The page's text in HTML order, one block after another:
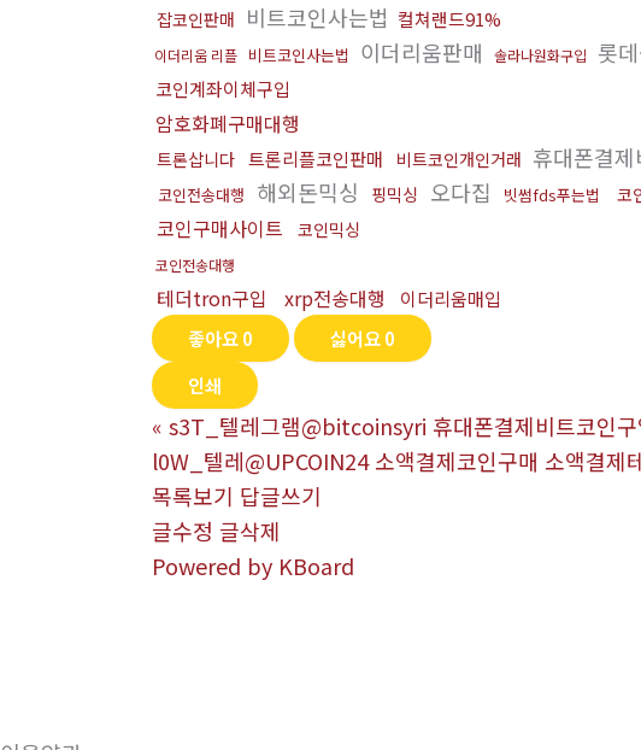
잡코인판매 비트코인사는법 컬쳐랜드91%
이더리움 리플 비트코인사는법 이더리움판매 솔라나원화구입 롯
코인계좌이체구입
암호화폐구매대행
트론삽니다 트론리플코인판매 비트코인개인거래 휴대폰결제
코인전송대행 해외돈믹싱 핑믹싱 오다집 빗썸fds푸는법 코
코인구매사이트 코인믹싱
코인전송대행
테더tron구입 xrp전송대행
이더리움매입
좋아요0 싫어요0
인쇄
« s3T_텔레그램@bitcoinsyri 휴대폰결제비트코인
l0W_텔레@UPCOIN24 소액결제코인구매 소액결제
목록보기 답글쓰기
글수정 글삭제
Powered by KBoard